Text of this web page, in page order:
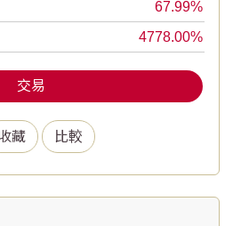
藏 比較
67.99
4778.00
交易